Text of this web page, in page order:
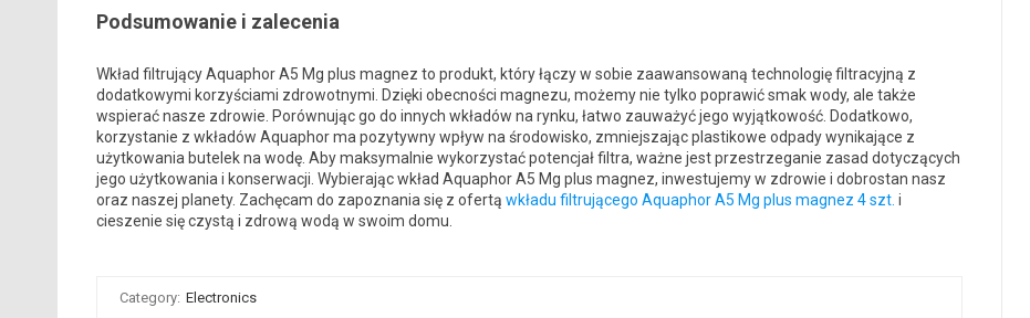
Podsumowanie i zalecenia
Wkład filtrujący Aquaphor A5 Mg plus magnez to produkt, który łączy w sobie zaawansowaną technologię filtracyjną z
dodatkowymi korzyściami zdrowotnymi. Dzięki obecności magnezu, możemy nie tylko poprawić smak wody, ale także
wspierać nasze zdrowie. Porównując go do innych wkładów na rynku, łatwo zauważyć jego wyjątkowość. Dodatkowo,
korzystanie z wkładów Aquaphor ma pozytywny wpływ na środowisko, zmniejszając plastikowe odpady wynikające z
użytkowania butelek na wodę. Aby maksymalnie wykorzystać potencjał filtra, ważne jest przestrzeganie zasad dotyczących
jego użytkowania i konserwacji. Wybierając wkład Aquaphor A5 Mg plus magnez, inwestujemy w zdrowie i dobrostan nasz
oraz naszej planety. Zachęcam do zapoznania się z ofertą wkładu filtrującego Aquaphor A5 Mg plus magnez 4 szt. i
cieszenie się czystą i zdrową wodą w swoim domu.
Category: Electronics